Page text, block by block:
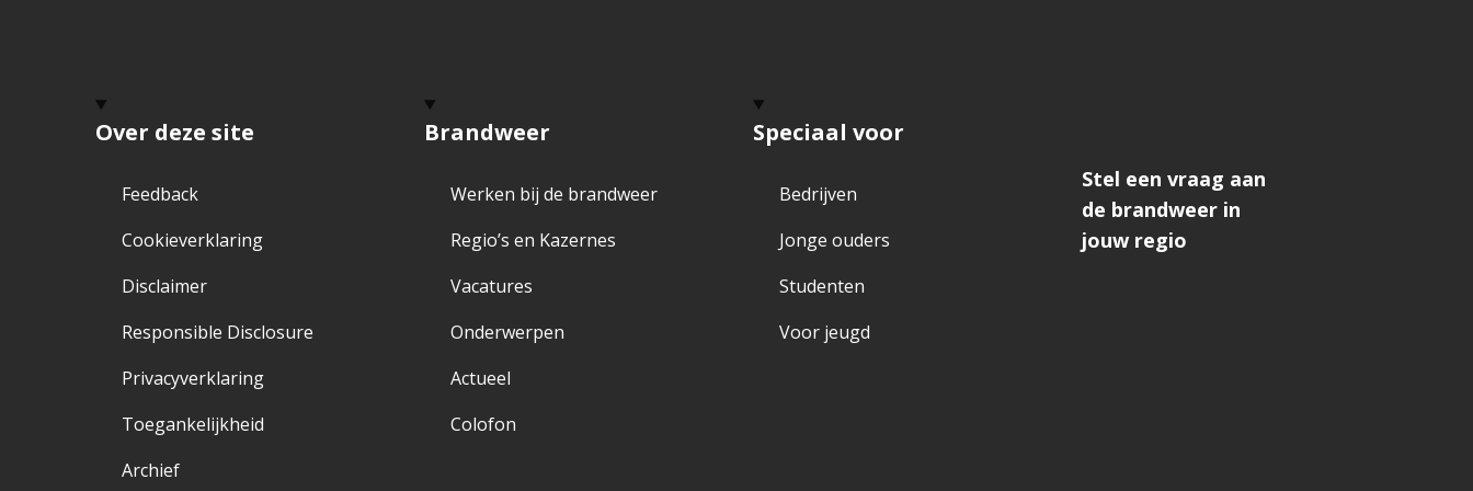
Over deze site
Feedback
Cookieverklaring
Disclaimer
Responsible Disclosure
Privacyverklaring
Toegankelijkheid
Archief
Brandweer
Werken bij de brandweer
Regio’s en Kazernes
Vacatures
Onderwerpen
Actueel
Colofon
Speciaal voor
Bedrijven
Jonge ouders
Studenten
Voor jeugd
Stel een vraag aan
de brandweer in
jouw regio